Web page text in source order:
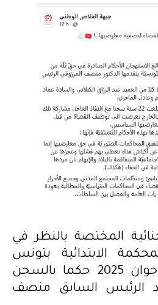
المختصة بالنظر في
الابتدائية بتونس
أصدرت بتاريخ 20 جوان 2025 حكما بالسجن
ضد الرئيس السابق منصف